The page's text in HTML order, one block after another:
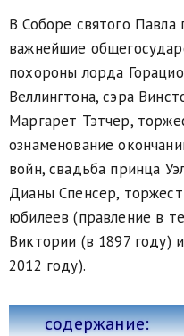
В Соборе святого Павла
важнейшие
похороны лорда
Веллингтона, сэра
Маргарет Тэтчер,
ознаменование
войн, свадьба принца
Дианы Спенсер,
юбилеев (правление в
Виктории (в 1897 году)
2012 году).
содержание: